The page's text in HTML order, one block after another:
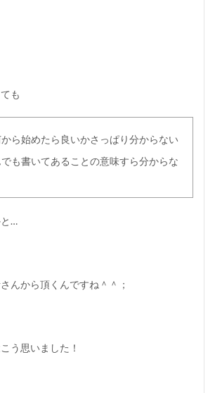
も
ら始めたら良いかさっぱり分からない
も書いてあることの意味すら分からな
と…
んから頂くんですね＾＾；
う思いました！